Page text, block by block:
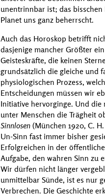
unentrinnbar ist; das bisschen
Planet uns ganz beherrscht.
Auch das Horoskop betrifft
dasjenige mancher Größter
Geisteskräfte, die keinen
grundsätzlich die gleiche und
physiologischen Prozess,
Entscheidungen müssen wir
Initiative hervorginge. Und
unter Menschen die Trägheit
Sinnlosen (München 1920, C.
Un-Sinn fast immer bisher
Erfolgreichen in der
Aufgabe, den wahren Sinn zu
Wir dürfen nicht länger
unmittelbar Sünde, ist es nur
Verbrechen. Die Geschichte